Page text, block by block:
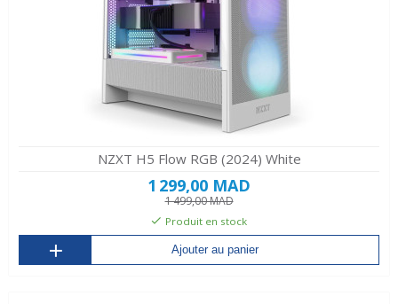
NZXT H5 Flow RGB (2024) White
1 299,00 MAD
1 499,00 MAD
Produit en stock
Ajouter au panier